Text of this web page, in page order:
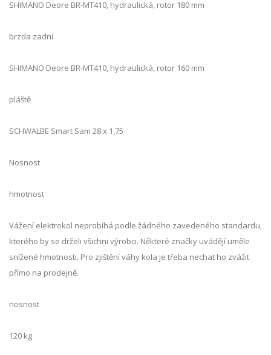
SHIMANO Deore BR-MT410, hydraulická, rotor 180 mm
brzda zadní
SHIMANO Deore BR-MT410, hydraulická, rotor 160 mm
pláště
SCHWALBE Smart Sam 28 x 1,75
Nosnost
hmotnost
Vážení elektrokol neprobíhá podle žádného zavedeného standardu,
kterého by se drželi všichni výrobci. Některé značky uvádějí uměle
snížené hmotnosti. Pro zjištění váhy kola je třeba nechat ho zvážit
přímo na prodejně.
nosnost
120 kg